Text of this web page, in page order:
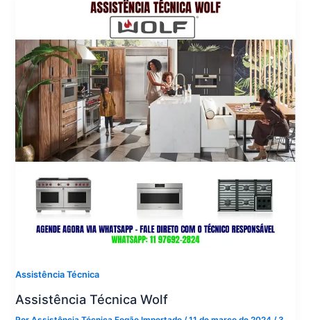
Assistência Técnica
Assistência Técnica Wolf